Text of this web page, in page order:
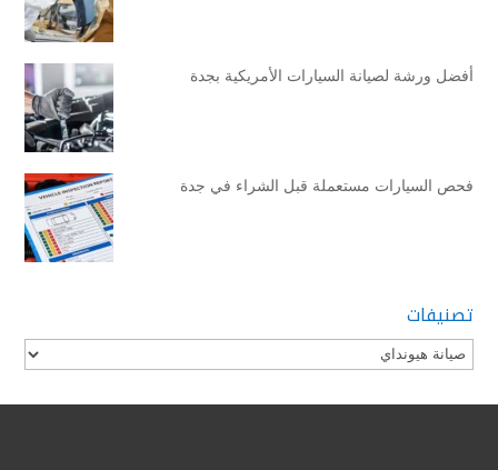
أفضل ورشة لصيانة السيارات الأمريكية بجدة
فحص السيارات مستعملة قبل الشراء في جدة
تصنيفات
تصنيفات